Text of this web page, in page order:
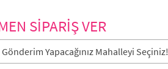
SİPARİŞ VER
Gönderim Yapacağınız Mahalleyi Seçiniz!